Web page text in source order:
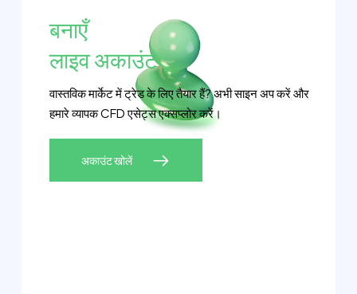
बनाएँ
लाइव अकाउंट
वास्तविक मार्केट में ट्रेड के लिए तैयार हैं? अभी साइन अप करें और
हमारे व्यापक CFD एसेट्स एक्सप्लोर करें।
अकाउंट खोलें